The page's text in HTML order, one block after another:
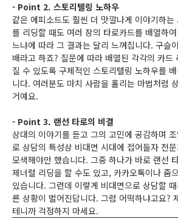
- Point 2. 스토리텔링 노하우
같은 에피소드도 훨씬 더 맛깔나게 이야기하
를 리딩할 때도 여러 장의 타로카드를 배열하
느냐에 따라 그 결과는 달리 느껴집니다. 구슬
배라고 하죠? 질문에 따라 배열된 각각의 카드
질 수 있도록 구체적인 스토리텔링 노하우를
니다. 여러분도 마치 사람을 홀리는 마법처럼
거예요.
- Point 3. 랜선 타로의 비결
상대의 이야기를 듣고 그의 고민에 공감하며
로 상담의 특성상 비대면 시대에 접어들자 전
모색해야만 했습니다. 그중 하나가 바로 랜선
제너럴 리딩을 할 수도 있고, 카카오톡이나 줌
있습니다. 그런데 이렇게 비대면으로 상담할
른 상황이 벌어진답니다. 그럼 어떡하냐고요?
테니까 걱정하지 마세요.